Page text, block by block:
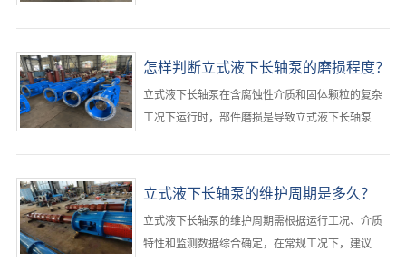
本诱因，占现场故障案例的80%以上‌。···
怎样判断立式液下长轴泵的磨损程度？
​立式液下长轴泵在含腐蚀性介质和固体颗粒的复杂
工况下运行时，部件磨损是导致立式液下长轴泵性
中压力下降超过20%、振动加剧和目视表面损伤是
立式液下长轴泵的维护周期是多久？
立式液下长轴泵的维护周期需根据运行工况、介质
特性和监测数据综合确定，‌在常规工况下，建议立